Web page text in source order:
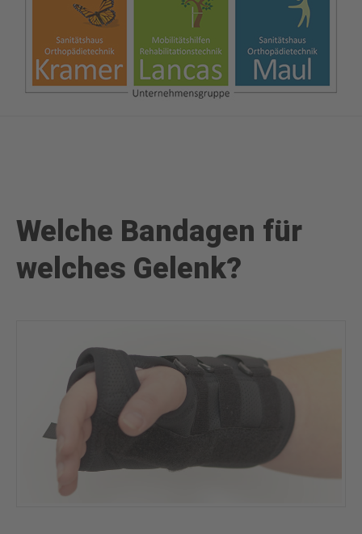
Welche Bandagen für
welches Gelenk?